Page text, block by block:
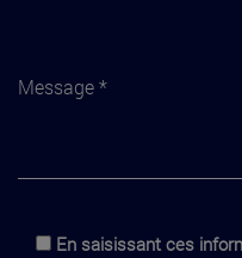
En saisissant ces